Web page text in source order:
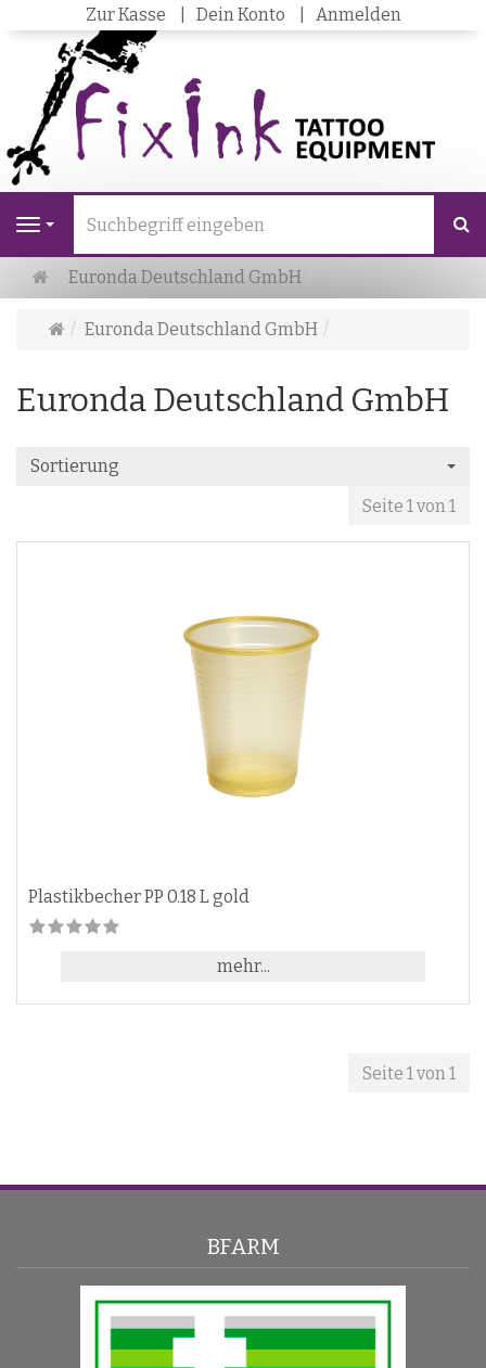
Zur Kasse Dein Konto Anmelden
Navigation
Startseite
Euronda Deutschland GmbH
Startseite
Euronda Deutschland GmbH
Euronda Deutschland GmbH
Sortierung
Seite 1 von 1
Plastikbecher PP 0.18 L gold
mehr...
Seite 1 von 1
BFARM